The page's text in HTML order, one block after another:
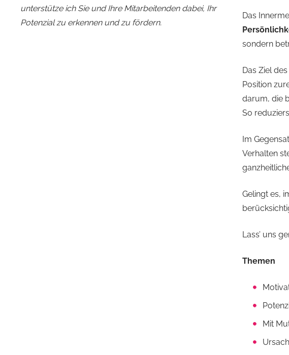
unterstütze ich Sie und Ihre Mitarbeitenden dabei, Ihr
Potenzial zu erkennen und zu fördern.
Das
sondern
Das Ziel
Position
darum, die
So
Im
Verhalten
Gelingt es,
Lass’ uns
Themen
Mit